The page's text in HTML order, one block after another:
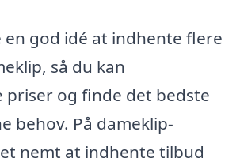
god idé at indhente flere
så du kan
priser og finde det bedste
behov. På dameklip-
nemt at indhente tilbud